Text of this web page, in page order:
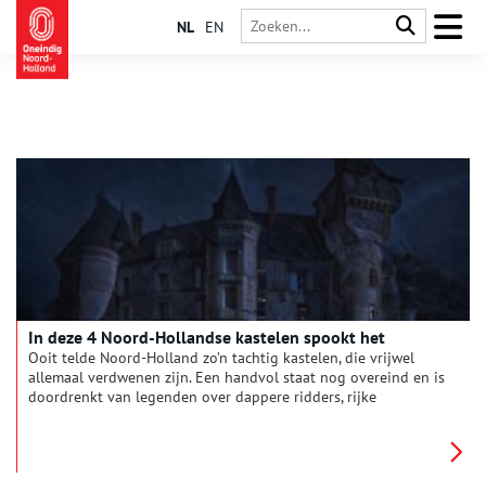
NL EN
In deze 4 Noord-Hollandse kastelen spookt het
Ooit telde Noord-Holland zo’n tachtig kastelen, die vrijwel
allemaal verdwenen zijn. Een handvol staat nog overeind en is
doordrenkt van legenden over dappere ridders, rijke